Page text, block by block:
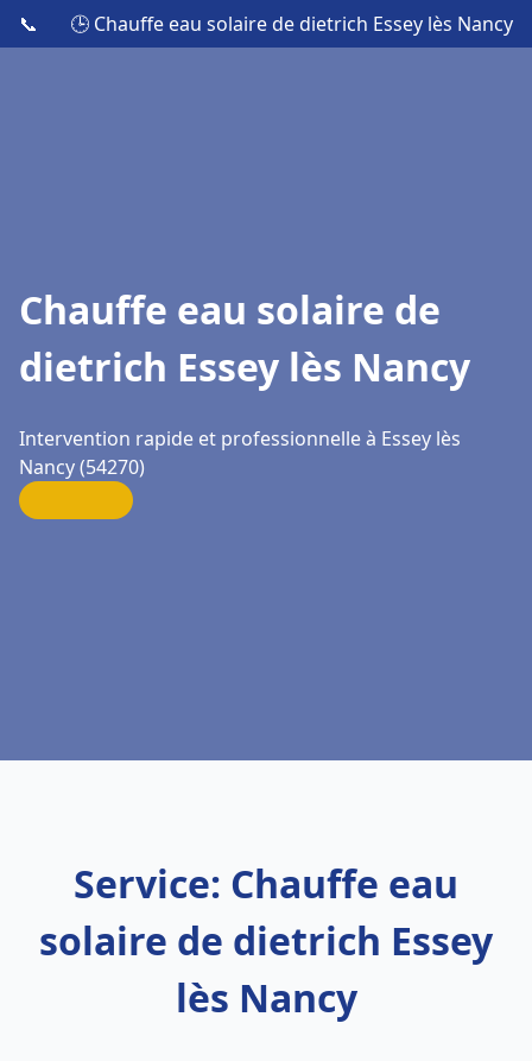
📞 🕒 Chauffe eau solaire de dietrich Essey lès Nancy
Chauffe eau solaire de
dietrich Essey lès Nancy
Intervention rapide et professionnelle à Essey lès
Nancy (54270)
Service: Chauffe eau
solaire de dietrich Essey
lès Nancy